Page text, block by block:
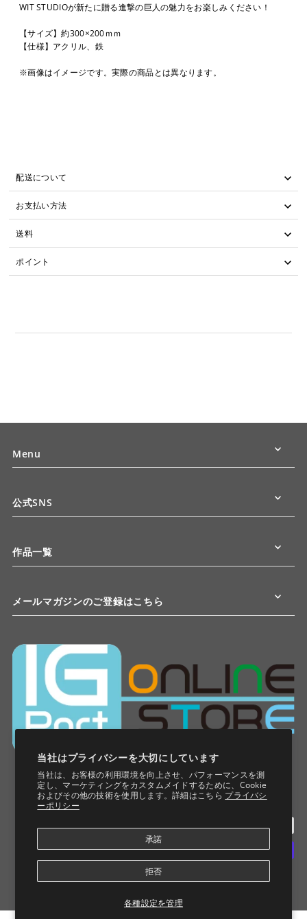
当社はプライバシーを大切にしています
当社は、お客様の利用環境を向上させ、パフォーマンスを測
定し、マーケティングをカスタムメイドするために、Cookie
およびその他の技術を使用します。詳細はこちら プライバシ
ーポリシー
各種設定を管理
承諾
拒否
WIT STUDIOが新たに贈る進撃の巨人の魅力をお楽しみください！
【サイズ】約300×200ｍｍ
【仕様】アクリル、鉄
※画像はイメージです。実際の商品とは異なります。
配送について
お支払い方法
送料
ポイント
Menu
公式SNS
作品一覧
メールマガジンのご登録はこちら
© 2026 IG Port ONLINE STORE